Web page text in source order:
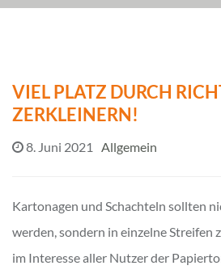
VIEL PLATZ DURCH
ZERKLEINERN!
8. Juni 2021 Allgemein
Kartonagen und Schachteln sollten
werden, sondern in einzelne Streifen
im Interesse aller Nutzer der